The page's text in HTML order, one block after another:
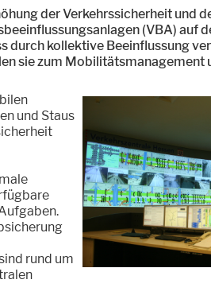
der Verkehrssicherheit und
(VBA) auf
durch kollektive Beeinflussung
sie zum Mobilitätsmanagement
und Staus
rund um